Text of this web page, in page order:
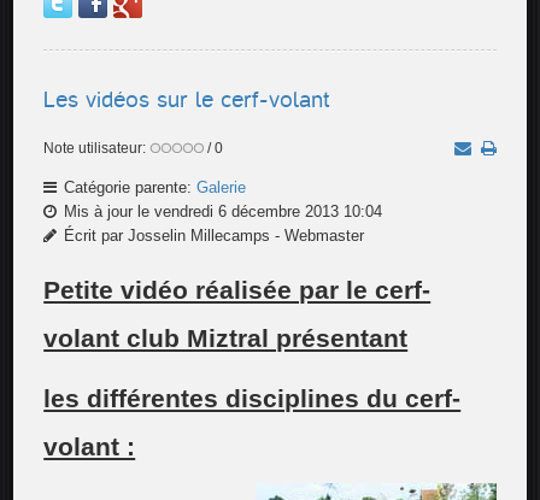
Les vidéos sur le cerf-volant
Note utilisateur: / 0
Catégorie parente:Galerie
Mis à jour le vendredi 6 décembre 2013 10:04
Écrit par Josselin Millecamps - Webmaster
Petite vidéo réalisée par le cerf-
volant club Miztral présentant
les différentes disciplines du cerf-
volant :